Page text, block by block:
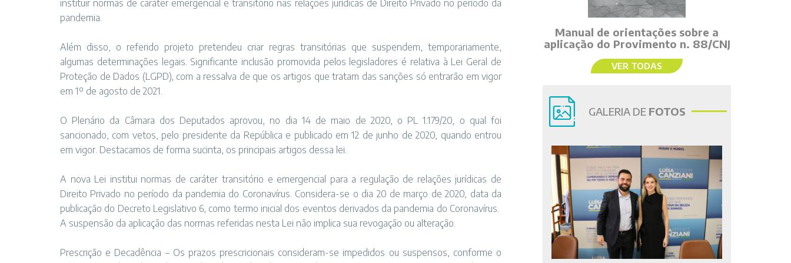
instituir normas de caráter emergencial e transitório nas relações jurídicas de Direito Privado no período da
pandemia.
Além disso, o referido projeto pretendeu criar regras transitórias que suspendem, temporariamente,
algumas determinações legais. Significante inclusão promovida pelos legisladores é relativa à Lei Geral de
Proteção de Dados (LGPD), com a ressalva de que os artigos que tratam das sanções só entrarão em vigor
em 1º de agosto de 2021.
O Plenário da Câmara dos Deputados aprovou, no dia 14 de maio de 2020, o PL 1.179/20, o qual foi
sancionado, com vetos, pelo presidente da República e publicado em 12 de junho de 2020, quando entrou
em vigor. Destacamos de forma sucinta, os principais artigos dessa lei.
A nova Lei institui normas de caráter transitório e emergencial para a regulação de relações jurídicas de
Direito Privado no período da pandemia do Coronavírus. Considera-se o dia 20 de março de 2020, data da
publicação do Decreto Legislativo 6, como termo inicial dos eventos derivados da pandemia do Coronavírus.
A suspensão da aplicação das normas referidas nesta Lei não implica sua revogação ou alteração.
Prescrição e Decadência – Os prazos prescricionais consideram-se impedidos ou suspensos, conforme o
Manual de orientações sobre a
aplicação do Provimento n. 88/CNJ
VER TODAS
GALERIA DE FOTOS